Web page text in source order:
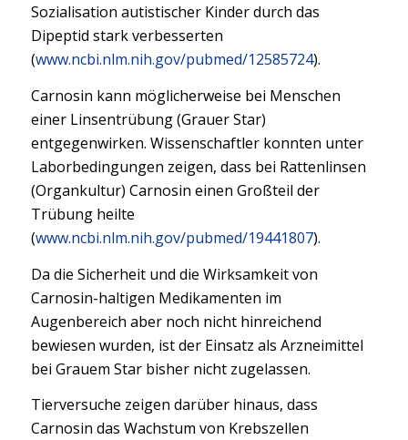
Sozialisation autistischer Kinder durch das
Dipeptid stark verbesserten
(www.ncbi.nlm.nih.gov/pubmed/12585724).
Carnosin kann möglicherweise bei Menschen
einer Linsentrübung (Grauer Star)
entgegenwirken. Wissenschaftler konnten unter
Laborbedingungen zeigen, dass bei Rattenlinsen
(Organkultur) Carnosin einen Großteil der
Trübung heilte
(www.ncbi.nlm.nih.gov/pubmed/19441807).
Da die Sicherheit und die Wirksamkeit von
Carnosin-haltigen Medikamenten im
Augenbereich aber noch nicht hinreichend
bewiesen wurden, ist der Einsatz als Arzneimittel
bei Grauem Star bisher nicht zugelassen.
Tierversuche zeigen darüber hinaus, dass
Carnosin das Wachstum von Krebszellen